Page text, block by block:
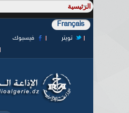
Français
فيسبوك
تويتر